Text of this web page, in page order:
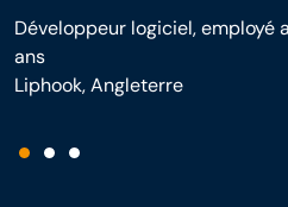
Développeur logiciel, employé
ans
Liphook, Angleterre